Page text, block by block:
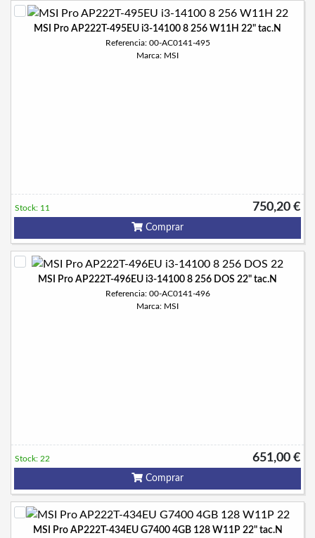
MSI Pro AP222T-495EU i3-14100 8 256 W11H 22" tac.N
Referencia: 00-AC0141-495
Marca: MSI
750,20 €
Stock: 11
Comprar
MSI Pro AP222T-496EU i3-14100 8 256 DOS 22" tac.N
Referencia: 00-AC0141-496
Marca: MSI
651,00 €
Stock: 22
Comprar
MSI Pro AP222T-434EU G7400 4GB 128 W11P 22" tac.N